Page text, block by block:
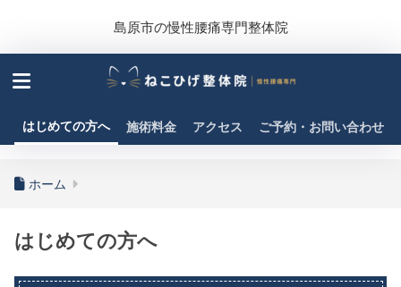
島原市の慢性腰痛専門整体院
はじめての方へ 施術料金 アクセス ご予約・お問い合わせ
ホーム
はじめての方へ